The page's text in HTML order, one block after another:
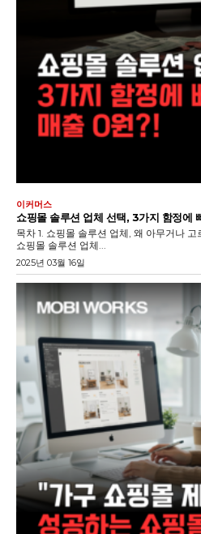
이커머스
쇼핑몰 솔루션 업체 선택, 3가지 함정에
목차 1. 쇼핑몰 솔루션 업체, 왜 아무거나 고르면 안 될까요? 2. 99%가 모르는
쇼핑몰 솔루션 업체...
2025년 03월 16일